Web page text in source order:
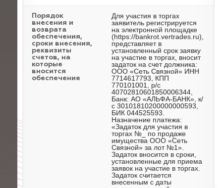
Порядок
внесения и
возврата
обеспечения,
сроки внесения,
реквизиты
счетов, на
которые
вносится
обеспечение
Для участия в торгах
заявитель регистрируется
на электронной площадке
(https://bankrot.vertrades.ru),
представляет в
установленный срок заявку
на участие в торгах, вносит
задаток на счет должника:
ООО «Сеть Связной» ИНН
7714617793, КПП
770101001, р/с
40702810601850006344,
Банк: АО «АЛЬФА-БАНК», к/
с 30101810200000000593,
БИК 044525593.
Назначение платежа:
«Задаток для участия в
торгах №_ по продаже
имущества ООО «Сеть
Связной» за лот №1».
Задаток вносится в сроки,
установленные для приема
заявок на участие в торгах.
Задаток считается
внесенным с даты